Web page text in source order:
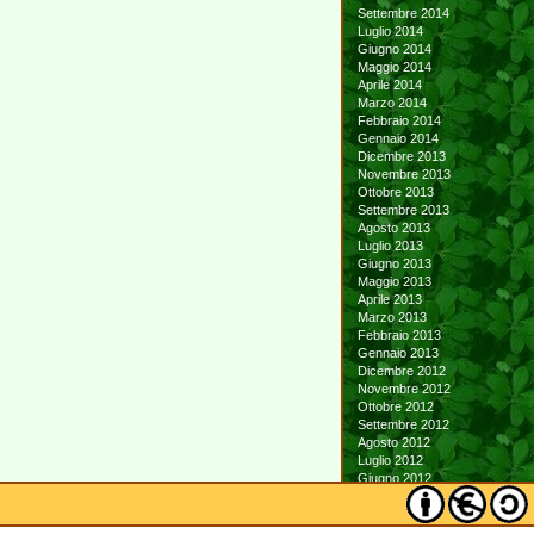
Settembre 2014
Luglio 2014
Giugno 2014
Maggio 2014
Aprile 2014
Marzo 2014
Febbraio 2014
Gennaio 2014
Dicembre 2013
Novembre 2013
Ottobre 2013
Settembre 2013
Agosto 2013
Luglio 2013
Giugno 2013
Maggio 2013
Aprile 2013
Marzo 2013
Febbraio 2013
Gennaio 2013
Dicembre 2012
Novembre 2012
Ottobre 2012
Settembre 2012
Agosto 2012
Luglio 2012
Giugno 2012
Maggio 2012
Aprile 2012